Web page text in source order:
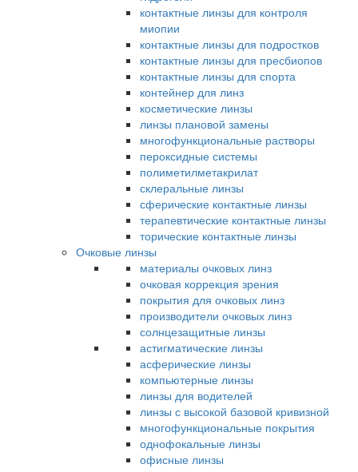
контактные линзы для контроля
миопии
контактные линзы для подростков
контактные линзы для пресбиопов
контактные линзы для спорта
контейнер для линз
косметические линзы
линзы плановой замены
многофункциональные растворы
пероксидные системы
полиметилметакрилат
склеральные линзы
сферические контактные линзы
терапевтические контактные линзы
торические контактные линзы
Очковые линзы
материалы очковых линз
очковая коррекция зрения
покрытия для очковых линз
производители очковых линз
солнцезащитные линзы
астигматические линзы
асферические линзы
компьютерные линзы
линзы для водителей
линзы с высокой базовой кривизной
многофункциональные покрытия
однофокальные линзы
офисные линзы